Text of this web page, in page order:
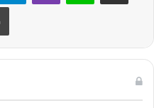
Yazdır